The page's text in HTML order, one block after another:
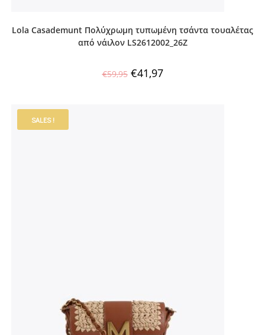
Lola Casademunt Πολύχρωμη τυπωμένη τσάντα τουαλέτας
από νάιλον LS2612002_26Z
€59,95 €41,97
SALES !